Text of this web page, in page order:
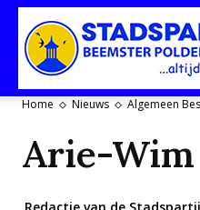
Home Nieuws Algemeen
Arie-